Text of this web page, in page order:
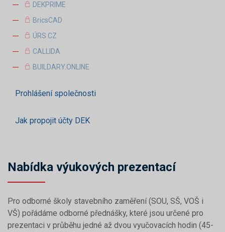
DEKPRIME
BricsCAD
ÚRS CZ
CALLIDA
BUILDARY.ONLINE
Prohlášení společnosti
Jak propojit účty DEK
Nabídka výukových prezentací
Pro odborné školy stavebního zaměření (SOU, SŠ, VOŠ i
VŠ) pořádáme odborné přednášky, které jsou určené pro
prezentaci v průběhu jedné až dvou vyučovacích hodin (45-